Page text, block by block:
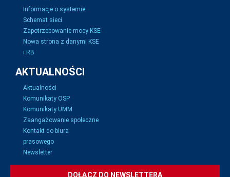
Informacje o systemie
Schemat sieci
Zapotrzebowanie mocy KSE
Nowa strona z danymi KSE
i RB
AKTUALNOŚCI
Aktualności
Komunikaty OSP
Komunikaty UMM
Zaangażowanie społeczne
Kontakt do biura
prasowego
Newsletter
DOŁĄCZ DO NEWSLETTERA